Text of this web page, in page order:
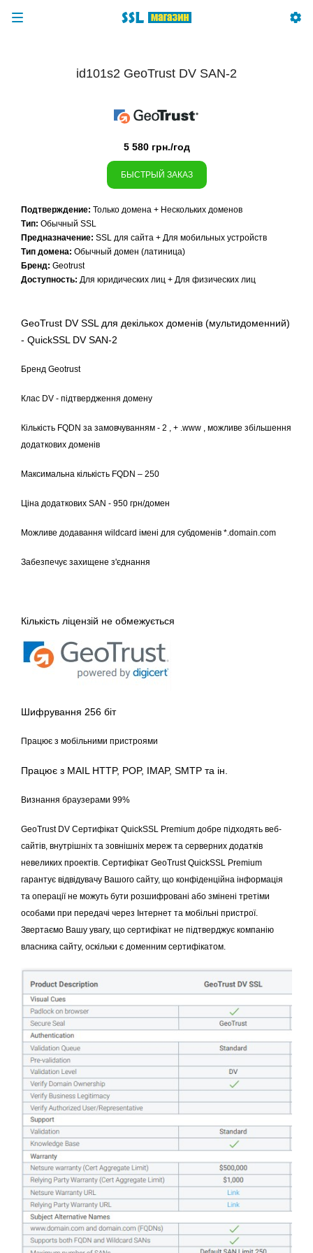
id101s2 GeoTrust DV SAN-2
5 580 грн./год
БЫСТРЫЙ ЗАКАЗ
Подтверждение: Только домена + Нескольких доменов
Тип: Обычный SSL
Предназначение: SSL для сайта + Для мобильных устройств
Тип домена: Обычный домен (латиница)
Бренд: Geotrust
Доступность: Для юридических лиц + Для физических лиц
GeoTrust DV SSL для декількох доменів (мультидоменний)
- QuickSSL DV SAN-2
Бренд Geotrust
Клас DV - підтвердження домену
Кількість FQDN за замовчуванням - 2 , + .www , можливе збільшення
додаткових доменів
Максимальна кількість FQDN – 250
Ціна додаткових SAN - 950 грн/домен
Можливе додавання wildcard імені для субдоменів *.domain.com
Забезпечує захищене з'єднання
Кількість ліцензій не обмежується
Шифрування 256 біт
Працює з мобільними пристроями
Працює з MAIL HTTP, POP, IMAP, SMTP та ін.
Визнання браузерами 99%
GeoTrust DV Сертифікат QuickSSL Premium добре підходять веб-
сайтів, внутрішніх та зовнішніх мереж та серверних додатків
невеликих проектів. Сертифікат GeoTrust QuickSSL Premium
гарантує відвідувачу Вашого сайту, що конфіденційна інформація
та операції не можуть бути розшифровані або змінені третіми
особами при передачі через Інтернет та мобільні пристрої.
Звертаємо Вашу увагу, що сертифікат не підтверджує компанію
власника сайту, оскільки є доменним сертифікатом.